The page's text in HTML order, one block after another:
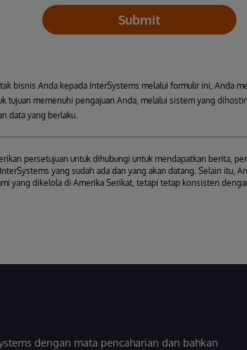
Submit
bisnis Anda kepada InterSystems melalui formulir ini, Anda
tujuan memenuhi pengajuan Anda, melalui sistem yang
data yang berlaku.
persetujuan untuk dihubungi untuk mendapatkan berita,
yang sudah ada dan yang akan datang. Selain itu,
yang dikelola di Amerika Serikat, tetapi tetap konsisten
dengan mata pencaharian dan bahkan